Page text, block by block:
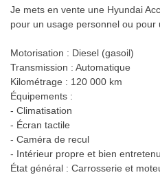
Je mets en vente une Hyundai
pour un usage personnel ou pour
Motorisation : Diesel (gasoil)
Transmission : Automatique
Kilométrage : 120 000 km
Équipements :
- Climatisation
- Écran tactile
- Caméra de recul
- Intérieur propre et bien entretenu
État général : Carrosserie et